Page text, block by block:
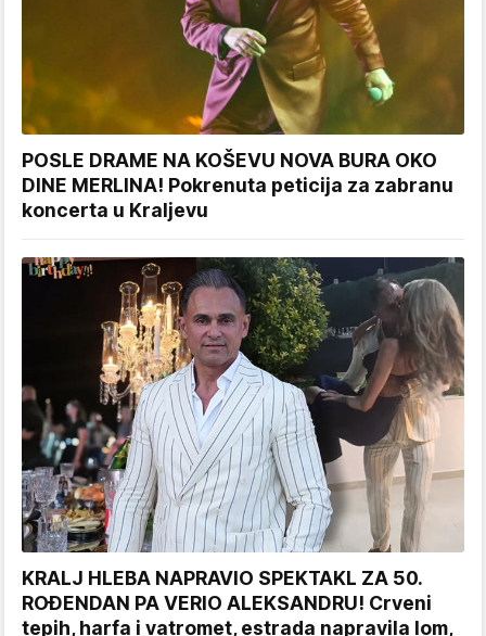
POSLE DRAME NA KOŠEVU NOVA BURA OKO
DINE MERLINA! Pokrenuta peticija za zabranu
koncerta u Kraljevu
KRALJ HLEBA NAPRAVIO SPEKTAKL ZA 50.
ROĐENDAN PA VERIO ALEKSANDRU! Crveni
tepih, harfa i vatromet, estrada napravila lom,